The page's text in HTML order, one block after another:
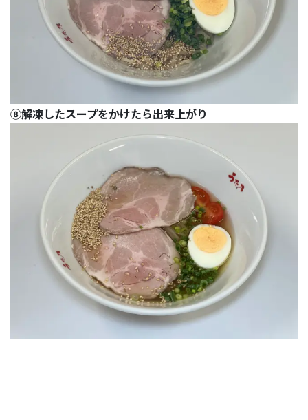
⑧解凍したスープをかけたら出来上がり